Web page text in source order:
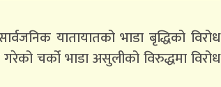
यातायातको भाडा बृद्धिको विरोध
चर्को भाडा असुलीको विरुद्धमा विरोध